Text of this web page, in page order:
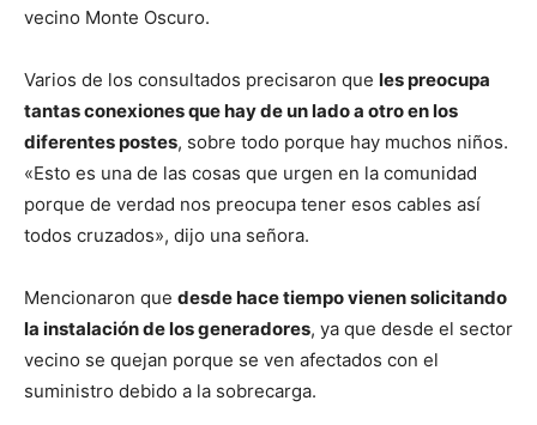
vecino Monte Oscuro.
Varios de los consultados precisaron que les preocupa
tantas conexiones que hay de un lado a otro en los
diferentes postes, sobre todo porque hay muchos niños.
«Esto es una de las cosas que urgen en la comunidad
porque de verdad nos preocupa tener esos cables así
todos cruzados», dijo una señora.
Mencionaron que desde hace tiempo vienen solicitando
la instalación de los generadores, ya que desde el sector
vecino se quejan porque se ven afectados con el
suministro debido a la sobrecarga.